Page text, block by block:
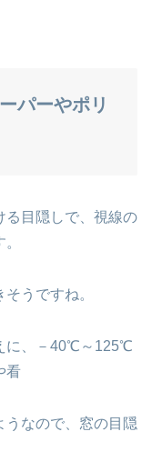
パーやポリ
る目隠しで、視線の
うですね。
に、－40℃～125℃
看
うなので、窓の目隠